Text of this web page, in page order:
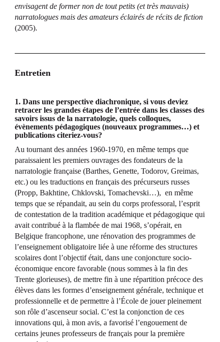
envisagent de former non de tout petits (et très mauvais)
narratologues mais des amateurs éclairés de récits de fiction
(2005).
Entretien
1. Dans une perspective diachronique, si vous deviez
retracer les grandes étapes de l’entrée dans les classes des
savoirs issus de la narratologie, quels colloques,
évènements pédagogiques (nouveaux programmes…) et
publications citeriez-vous?
Au tournant des années 1960-1970, en même temps que
paraissaient les premiers ouvrages des fondateurs de la
narratologie française (Barthes, Genette, Todorov, Greimas,
etc.) ou les traductions en français des précurseurs russes
(Propp, Bakhtine, Chklovski, Tomachevski…), en même
temps que se répandait, au sein du corps professoral, l’esprit
de contestation de la tradition académique et pédagogique qui
avait contribué à la flambée de mai 1968, s’opérait, en
Belgique francophone, une rénovation des programmes de
l’enseignement obligatoire liée à une réforme des structures
scolaires dont l’objectif était, dans une conjoncture socio-
économique encore favorable (nous sommes à la fin des
Trente glorieuses), de mettre fin à une répartition précoce des
élèves dans les formes d’enseignement générale, technique et
professionnelle et de permettre à l’École de jouer pleinement
son rôle d’ascenseur social. C’est la conjonction de ces
innovations qui, à mon avis, a favorisé l’engouement de
certains jeunes professeurs de français pour la première